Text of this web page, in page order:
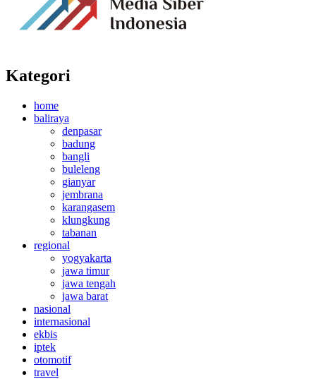
Kategori
home
baliraya
denpasar
badung
bangli
buleleng
gianyar
jembrana
karangasem
klungkung
tabanan
regional
yogyakarta
jawa timur
jawa tengah
jawa barat
nasional
internasional
ekbis
iptek
otomotif
travel